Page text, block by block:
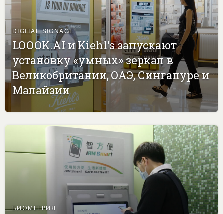
DIGITAL SIGNAGE
LOOOK.AI и Kiehl's запускают
установку «умных» зеркал в
Великобритании, ОАЭ, Сингапуре и
Малайзии
БИОМЕТРИЯ